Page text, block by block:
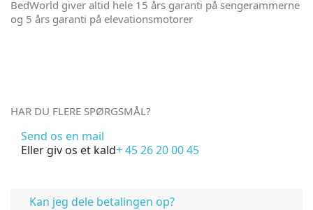
BedWorld giver altid hele 15 års garanti på sengerammerne
og 5 års garanti på elevationsmotorer
HAR DU FLERE SPØRGSMÅL?
Send os en mail
Eller giv os et kald+ 45 26 20 00 45
Kan jeg dele betalingen op?